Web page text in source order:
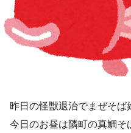
昨日の怪獣退治でまぜそば
今日のお昼は隣町の真鯛そ